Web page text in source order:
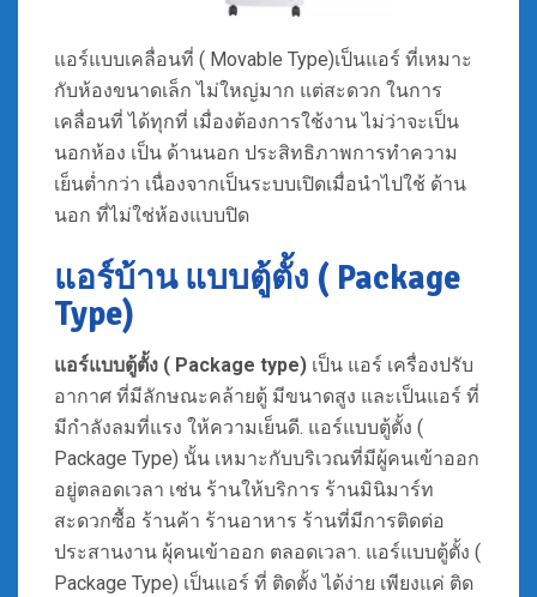
แอร์แบบเคลื่อนที่ ( Movable Type)เป็นแอร์ ที่เหมาะ
กับห้องขนาดเล็ก ไม่ใหญ่มาก แต่สะดวก ในการ
เคลื่อนที่ ได้ทุกที่ เมื่องต้องการใช้งาน ไม่ว่าจะเป็น
นอกห้อง เป็น ด้านนอก ประสิทธิภาพการทำความ
เย็นต่ำกว่า เนื่องจากเป็นระบบเปิดเมื่อนำไปใช้ ด้าน
นอก ที่ไม่ใช่ห้องแบบปิด
แอร์บ้าน แบบตู้ตั้ง ( Package
Type)
แอร์แบบตู้ตั้ง ( Package type) เป็น แอร์ เครื่องปรับ
อากาศ ที่มีลักษณะคล้ายตู้ มีขนาดสูง และเป็นแอร์ ที่
มีกำลังลมที่แรง ให้ความเย็นดี. แอร์แบบตู้ตั้ง (
Package Type) นั้น เหมาะกับบริเวณที่มีผู้คนเข้าออก
อยู่ตลอดเวลา เช่น ร้านให้บริการ ร้านมินิมาร์ท
สะดวกซื้อ ร้านค้า ร้านอาหาร ร้านที่มีการติดต่อ
ประสานงาน ผุ้คนเข้าออก ตลอดเวลา. แอร์แบบตู้ตั้ง (
Package Type) เป็นแอร์ ที่ ติดตั้ง ได้ง่าย เพียงแค่ ติด